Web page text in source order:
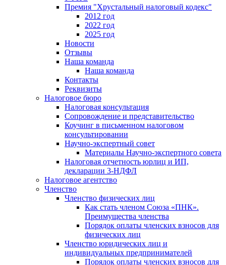
Премия "Хрустальный налоговый кодекс"
2012 год
2022 год
2025 год
Новости
Отзывы
Наша команда
Наша команда
Контакты
Реквизиты
Налоговое бюро
Налоговая консультация
Cопровождение и представительство
Коучинг в письменном налоговом
консультировании
Научно-экспертный совет
Материалы Научно-экспертного совета
Налоговая отчетность юрлиц и ИП,
декларации 3-НДФЛ
Налоговое агентство
Членство
Членство физических лиц
Как стать членом Союза «ПНК».
Преимущества членства
Порядок оплаты членских взносов для
физических лиц
Членство юридических лиц и
индивидуальных предпринимателей
Порядок оплаты членских взносов для